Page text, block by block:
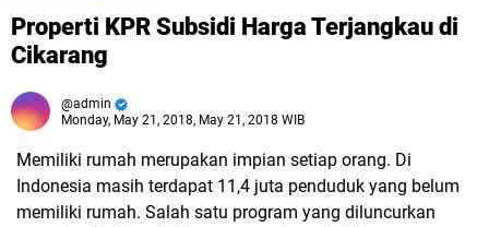
Properti KPR Subsidi Harga Terjangkau di
Cikarang
admin
Monday, May 21, 2018, May 21, 2018 WIB
Memiliki rumah merupakan impian setiap orang. Di
Indonesia masih terdapat 11,4 juta penduduk yang belum
memiliki rumah. Salah satu program yang diluncurkan